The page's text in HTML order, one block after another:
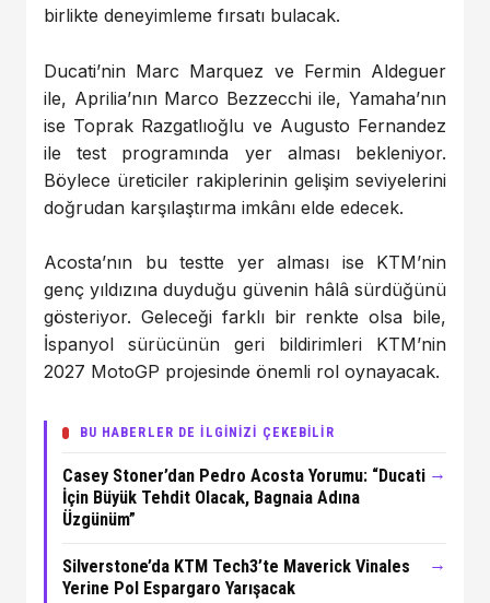
birlikte deneyimleme fırsatı bulacak.
Ducati’nin Marc Marquez ve Fermin Aldeguer
ile, Aprilia’nın Marco Bezzecchi ile, Yamaha’nın
ise Toprak Razgatlıoğlu ve Augusto Fernandez
ile test programında yer alması bekleniyor.
Böylece üreticiler rakiplerinin gelişim seviyelerini
doğrudan karşılaştırma imkânı elde edecek.
Acosta’nın bu testte yer alması ise KTM’nin
genç yıldızına duyduğu güvenin hâlâ sürdüğünü
gösteriyor. Geleceği farklı bir renkte olsa bile,
İspanyol sürücünün geri bildirimleri KTM’nin
2027 MotoGP projesinde önemli rol oynayacak.
BU HABERLER DE İLGİNİZİ ÇEKEBİLİR
Casey Stoner’dan Pedro Acosta Yorumu: “Ducati
İçin Büyük Tehdit Olacak, Bagnaia Adına
Üzgünüm”
→
Silverstone’da KTM Tech3’te Maverick Vinales
Yerine Pol Espargaro Yarışacak
→